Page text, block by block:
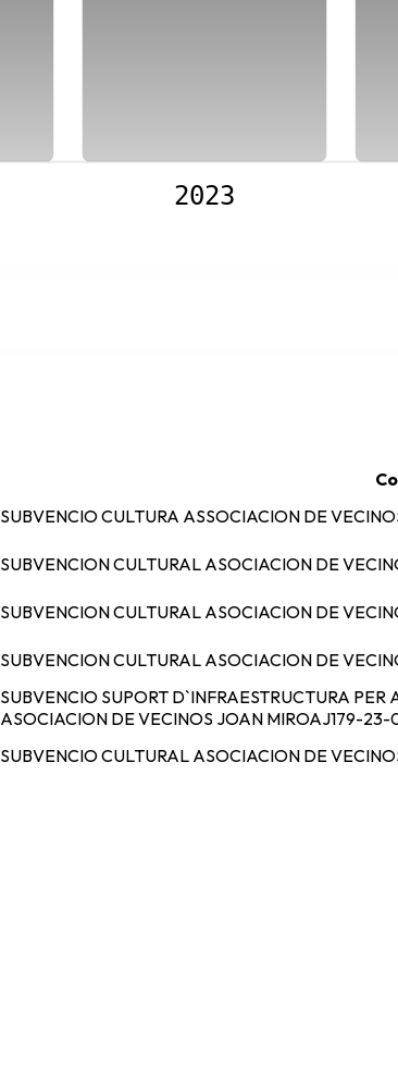
2023
SUBVENCIO CULTURA ASSOCIACION DE
SUBVENCION CULTURAL ASOCIACION DE
SUBVENCION CULTURAL ASOCIACION DE
SUBVENCION CULTURAL ASOCIACION DE
SUBVENCIO SUPORT D`INFRAESTRUCTURA
ASOCIACION DE VECINOS JOAN MIROAJ179-23-
SUBVENCIO CULTURAL ASOCIACION DE